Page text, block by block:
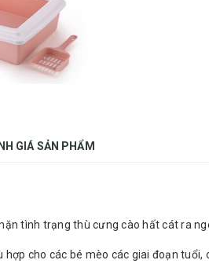
GIÁ SẢN PHẨM
tình trạng thù cưng cào hất cát ra
cho các bé mèo các giai đoạn tuổi,